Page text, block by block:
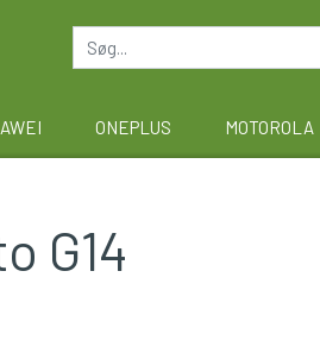
ONEPLUS MOTOROLA
G14